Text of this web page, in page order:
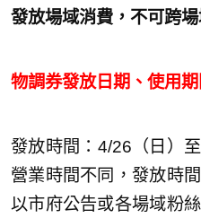
發放場域消費，不可跨場
物調券發放日期、使用
發放時間：4/26（日）
營業時間不同，發放時
以市府公告或各場域粉